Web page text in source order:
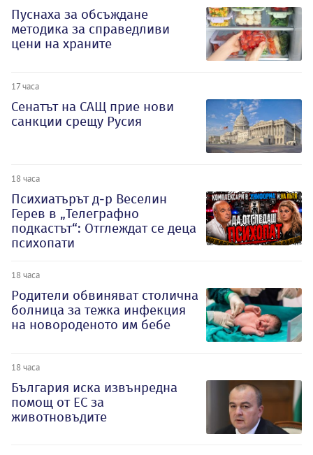
Пуснаха за обсъждане
методика за справедливи
цени на храните
17 часа
Сенатът на САЩ прие нови
санкции срещу Русия
18 часа
Психиатърът д-р Веселин
Герев в „Телеграфно
подкастът“: Отглеждат се деца
психопати
18 часа
Родители обвиняват столична
болница за тежка инфекция
на новороденото им бебе
18 часа
България иска извънредна
помощ от ЕС за
животновъдите